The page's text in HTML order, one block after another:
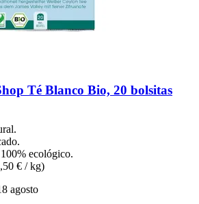
Té Blanco Bio, 20 bolsitas
ecológico.
€ / kg)
agosto